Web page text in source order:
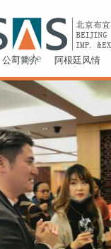
公司简介 阿根廷风情